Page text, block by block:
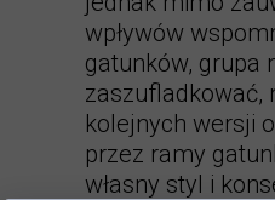
wpływów
gatunków, grupa
zaszufladkować,
kolejnych wersji
przez ramy
własny styl i